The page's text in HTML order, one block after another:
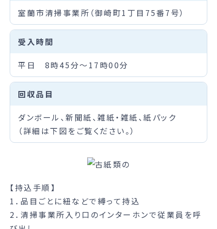
室蘭市清掃事業所（御崎町1丁目75番7号）
受入時間
平日 8時45分～17時00分
回収品目
ダンボール、新聞紙、雑紙・雑紙、紙パック
（詳細は下図をご覧ください。）
【持込手順】
1．品目ごとに紐などで縛って持込
2．清掃事業所入り口のインターホンで従業員を呼